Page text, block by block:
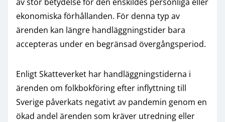
ekonomiska förhållanden. För denna typ av
ärenden kan längre handläggningstider bara
accepteras under en begränsad övergångsperiod.
Enligt Skatteverket har handläggningstiderna i
ärenden om folkbokföring efter inflyttning till
Sverige påverkats negativt av pandemin genom en
ökad andel ärenden som kräver utredning eller